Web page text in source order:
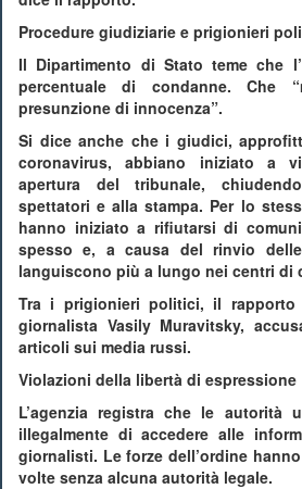
Procedure giudiziarie e prigionieri
Il Dipartimento di Stato teme che
percentuale di condanne. Che
presunzione di innocenza”.
Si dice anche che i giudici,
coronavirus, abbiano iniziato a
apertura del tribunale,
spettatori e alla stampa. Per lo
hanno iniziato a rifiutarsi di
spesso e, a causa del rinvio
languiscono più a lungo nei centri di
Tra i prigionieri politici, il
giornalista Vasily Muravitsky,
articoli sui media russi.
Violazioni della libertà di espressione
L’agenzia registra che le autorità
illegalmente di accedere alle
giornalisti. Le forze dell’ordine
volte senza alcuna autorità legale.